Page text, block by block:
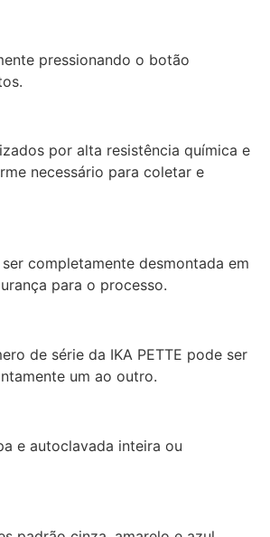
pressionando o botão
por alta resistência química e
necessário para coletar e
completamente desmontada em
para o processo.
de série da IKA PETTE pode ser
um ao outro.
e autoclavada inteira ou